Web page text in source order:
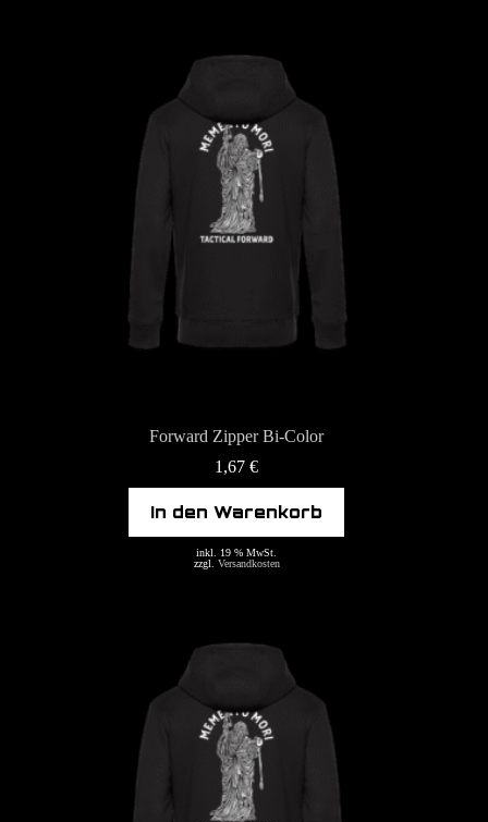
Forward Zipper Bi-Color
1,67€
In den Warenkorb
inkl. 19 % MwSt.
zzgl. Versandkosten